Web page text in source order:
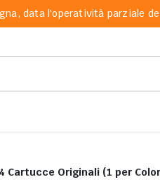
data l'operatività parziale